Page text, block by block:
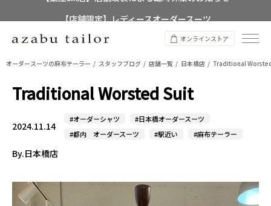
8/12~8/16 夏季休業のお知らせ
オンラインストア
オーダースーツの麻布テーラー スタッフブログ 店舗一覧 日本橋店 Traditional
Traditional Worsted Suit
2024.11.14
#オーダーシャツ
#日本橋オーダースーツ
#都内 オーダースーツ
#駅近い #麻布テーラー
By.日本橋店